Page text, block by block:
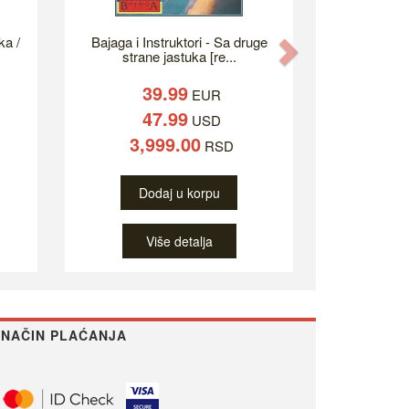
/ Bajaga i Instruktori - Sa druge
strane jastuka [re...
39.99EUR
47.99USD
3,999.00RSD
Dodaj u korpu
Više detalja
NAČIN PLAĆANJA